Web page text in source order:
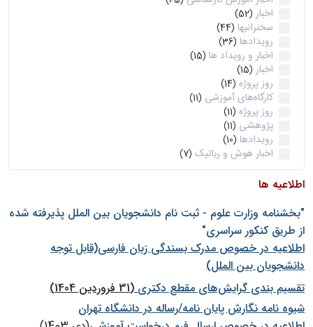
اخبار (52)
سخنرانیها (44)
رویدادها (36)
اخبار و رویداد ها (15)
اخبار (15)
روز پروژه (14)
کارگاه‌های آموزشی (11)
روز پروژه (11)
پژوهشی (11)
رویدادها (10)
اخبار هوش و رباتیک (7)
اطلاعیه ها
"بخشنامه وزارت علوم - ثبت نام دانشجويان بين الملل پذيرفته شده
از طريق كنكور سراسری"
اطلاعیه در خصوص مدرک بسندگی زبان فارسی(قابل توجه
دانشجویان بین الملل)
تقسیم بندی گرایش‌های مقطع دکتری(31 فروردین 1404)
شيوه نامه نگارش پايان نامه/رساله در دانشگاه تهران